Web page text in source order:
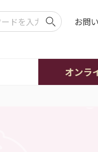
お問
オンラ